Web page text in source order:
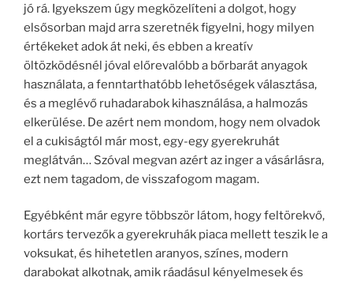
jó rá. Igyekszem úgy megközelíteni a dolgot, hogy
elsősorban majd arra szeretnék figyelni, hogy milyen
értékeket adok át neki, és ebben a kreatív
öltözködésnél jóval előrevalóbb a bőrbarát anyagok
használata, a fenntarthatóbb lehetőségek választása,
és a meglévő ruhadarabok kihasználása, a halmozás
elkerülése. De azért nem mondom, hogy nem olvadok
el a cukiságtól már most, egy-egy gyerekruhát
meglátván… Szóval megvan azért az inger a vásárlásra,
ezt nem tagadom, de visszafogom magam.
Egyébként már egyre többször látom, hogy feltörekvő,
kortárs tervezők a gyerekruhák piaca mellett teszik le a
voksukat, és hihetetlen aranyos, színes, modern
darabokat alkotnak, amik ráadásul kényelmesek és